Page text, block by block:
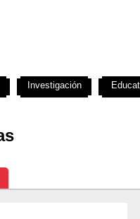
Investigación